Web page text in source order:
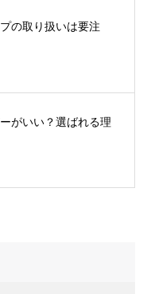
の取り扱いは要注
がいい？選ばれる理